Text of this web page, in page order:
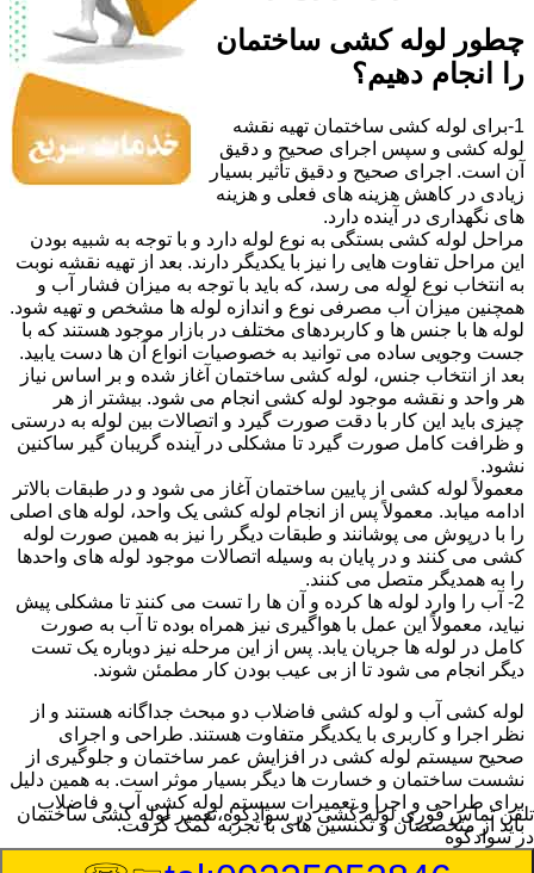
چطور لوله کشی ساختمان
را انجام دهیم؟
1-برای لوله کشی ساختمان تهیه نقشه
لوله کشی و سپس اجرای صحیح و دقیق
آن است. اجرای صحیح و دقیق تأثیر بسیار
زیادی در کاهش هزینه های فعلی و هزینه
های نگهداری در آینده دارد.
مراحل لوله کشی بستگی به نوع لوله دارد و با توجه به شبیه بودن
این مراحل تفاوت هایی را نیز با یکدیگر دارند. بعد از تهیه نقشه نوبت
به انتخاب نوع لوله می رسد، که باید با توجه به میزان فشار آب و
همچنین میزان آب مصرفی نوع و اندازه لوله ها مشخص و تهیه شود.
لوله ها با جنس ها و کاربردهای مختلف در بازار موجود هستند که با
جست وجویی ساده می توانید به خصوصیات انواع آن ها دست یابید.
بعد از انتخاب جنس، لوله کشی ساختمان آغاز شده و بر اساس نیاز
هر واحد و نقشه موجود لوله کشی انجام می شود. بیشتر از هر
چیزی باید این کار با دقت صورت گیرد و اتصالات بین لوله به درستی
و ظرافت کامل صورت گیرد تا مشکلی در آینده گریبان گیر ساکنین
نشود.
معمولاً لوله کشی از پایین ساختمان آغاز می شود و در طبقات بالاتر
ادامه میابد. معمولاً پس از انجام لوله کشی یک واحد، لوله های اصلی
را با درپوش می پوشانند و طبقات دیگر را نیز به همین صورت لوله
کشی می کنند و در پایان به وسیله اتصالات موجود لوله های واحدها
را به همدیگر متصل می کنند.
2- آب را وارد لوله ها کرده و آن ها را تست می کنند تا مشکلی پیش
نیاید، معمولاً این عمل با هواگیری نیز همراه بوده تا آب به صورت
کامل در لوله ها جریان یابد. پس از این مرحله نیز دوباره یک تست
دیگر انجام می شود تا از بی عیب بودن کار مطمئن شوند.
لوله کشی آب و لوله کشی فاضلاب دو مبحث جداگانه هستند و از
نظر اجرا و کاربری با یکدیگر متفاوت هستند. طراحی و اجرای
صحیح سیستم لوله کشی در افزایش عمر ساختمان و جلوگیری از
نشست ساختمان و خسارت ها دیگر بسیار موثر است. به همین دلیل
برای طراحی و اجرا و تعمیرات سیستم لوله کشی آب و فاضلاب
باید از متخصصان و تکنسین های با تجربه کمک گرفت.
تلفن تماس فوریلوله کشی در سوادکوه،تعمیر لوله کشی ساختمان
در سوادکوه